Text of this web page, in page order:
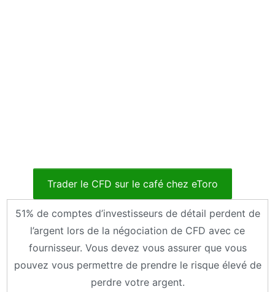
Trader le CFD sur le café chez eToro
51% de comptes d’investisseurs de détail perdent de
l’argent lors de la négociation de CFD avec ce
fournisseur. Vous devez vous assurer que vous
pouvez vous permettre de prendre le risque élevé de
perdre votre argent.